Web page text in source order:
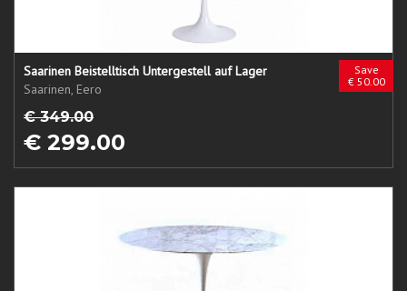
Save
€ 50.00
Saarinen Beistelltisch Untergestell auf Lager
Saarinen, Eero
€ 349.00
€ 299.00